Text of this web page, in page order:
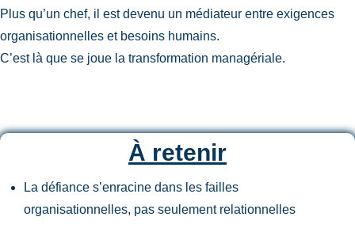
Plus qu’un chef, il est devenu un médiateur entre exigences
organisationnelles et besoins humains.
C’est là que se joue la transformation managériale.
À retenir
La défiance s’enracine dans les failles
organisationnelles, pas seulement relationnelles